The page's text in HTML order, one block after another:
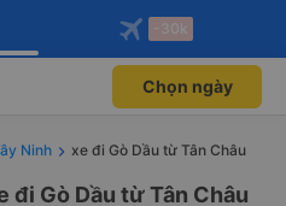
ngay!
viên độc
Mở app
vé máy bay qua
Mở app
-30k
Chọn ngày
Ninh xe đi Gò Dầu từ Tân Châu
đi Gò Dầu từ Tân Châu